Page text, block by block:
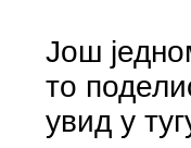
Још
то
увид у